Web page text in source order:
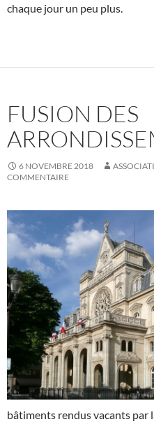
chaque jour un peu plus.
FUSION DES
6 NOVEMBRE 2018
COMMENTAIRE
bâtiments rendus vacants par